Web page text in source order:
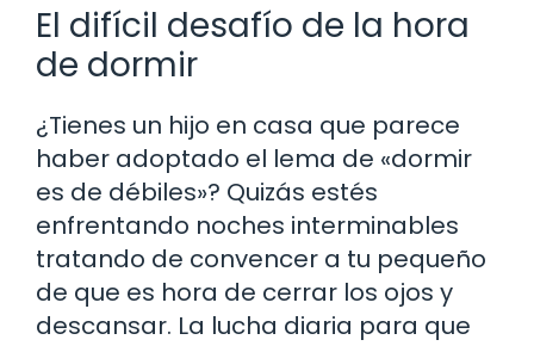
El difícil desafío de la hora
de dormir
¿Tienes un hijo en casa que parece
haber adoptado el lema de «dormir
es de débiles»? Quizás estés
enfrentando noches interminables
tratando de convencer a tu pequeño
de que es hora de cerrar los ojos y
descansar. La lucha diaria para que